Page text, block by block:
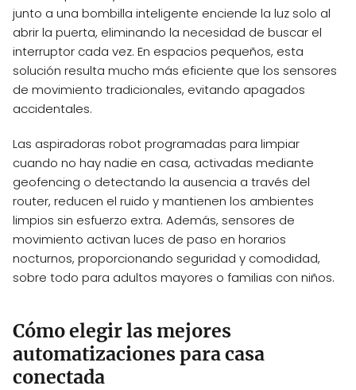
junto a una bombilla inteligente enciende la luz solo al
abrir la puerta, eliminando la necesidad de buscar el
interruptor cada vez. En espacios pequeños, esta
solución resulta mucho más eficiente que los sensores
de movimiento tradicionales, evitando apagados
accidentales.
Las aspiradoras robot programadas para limpiar
cuando no hay nadie en casa, activadas mediante
geofencing o detectando la ausencia a través del
router, reducen el ruido y mantienen los ambientes
limpios sin esfuerzo extra. Además, sensores de
movimiento activan luces de paso en horarios
nocturnos, proporcionando seguridad y comodidad,
sobre todo para adultos mayores o familias con niños.
Cómo elegir las mejores
automatizaciones para casa
conectada